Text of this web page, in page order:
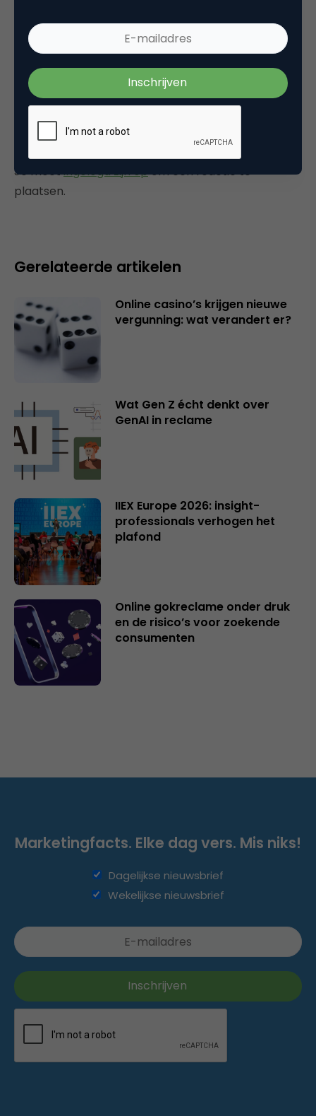
Tags
event, online advertising
Plaats reactie
Je moetingelogd zijn opom een reactie te
plaatsen.
Gerelateerde artikelen
Online casino’s krijgen nieuwe
vergunning: wat verandert er?
Wat Gen Z écht denkt over
GenAI in reclame
IIEX Europe 2026: insight-
professionals verhogen het
plafond
Online gokreclame onder druk
en de risico’s voor zoekende
consumenten
Marketingfacts. Elke dag vers. Mis niks!
Dagelijkse nieuwsbrief
Wekelijkse nieuwsbrief